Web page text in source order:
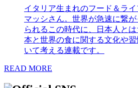
イタリア生まれのフード＆ライ
マッシさん。世界が急速に繋
られるこの時代に、日本人と
本と世界の食に関する文化や
いて考える連載です。
READ MORE